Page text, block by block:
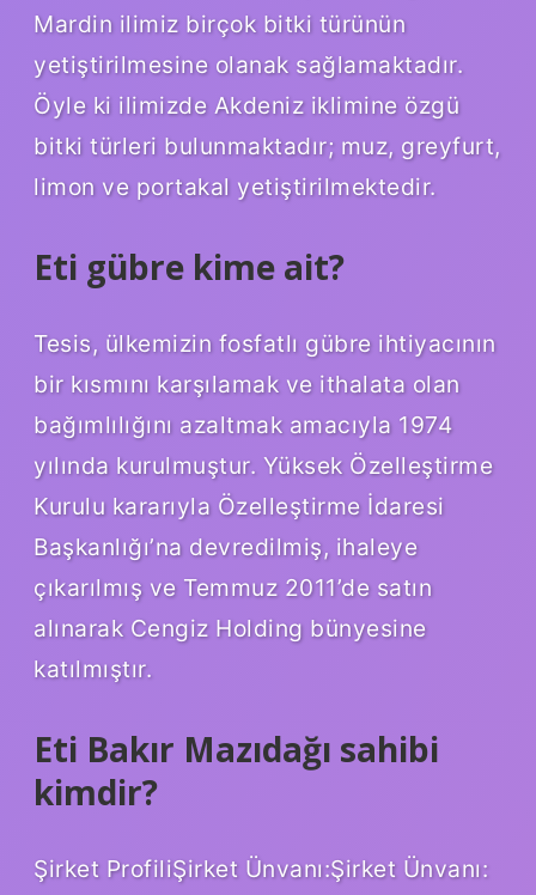
Mardin ilimiz birçok bitki türünün
yetiştirilmesine olanak sağlamaktadır.
Öyle ki ilimizde Akdeniz iklimine özgü
bitki türleri bulunmaktadır; muz, greyfurt,
limon ve portakal yetiştirilmektedir.
Eti gübre kime ait?
Tesis, ülkemizin fosfatlı gübre ihtiyacının
bir kısmını karşılamak ve ithalata olan
bağımlılığını azaltmak amacıyla 1974
yılında kurulmuştur. Yüksek Özelleştirme
Kurulu kararıyla Özelleştirme İdaresi
Başkanlığı’na devredilmiş, ihaleye
çıkarılmış ve Temmuz 2011’de satın
alınarak Cengiz Holding bünyesine
katılmıştır.
Eti Bakır Mazıdağı sahibi
kimdir?
Şirket Profili​​​​​​Şirket Ünvanı:​​​​​​​​​​​​Şirket Ünvanı:​